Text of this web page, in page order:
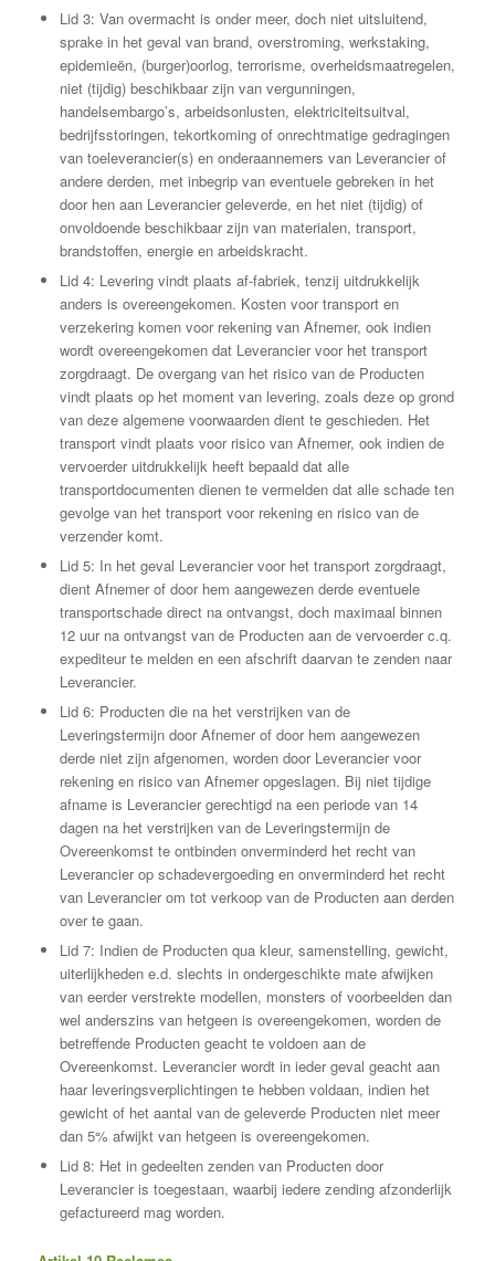
Lid 3: Van overmacht is onder meer, doch niet uitsluitend,
sprake in het geval van brand, overstroming, werkstaking,
epidemieën, (burger)oorlog, terrorisme, overheidsmaatregelen,
niet (tijdig) beschikbaar zijn van vergunningen,
handelsembargo’s, arbeidsonlusten, elektriciteitsuitval,
bedrijfsstoringen, tekortkoming of onrechtmatige gedragingen
van toeleverancier(s) en onderaannemers van Leverancier of
andere derden, met inbegrip van eventuele gebreken in het
door hen aan Leverancier geleverde, en het niet (tijdig) of
onvoldoende beschikbaar zijn van materialen, transport,
brandstoffen, energie en arbeidskracht.
Lid 4: Levering vindt plaats af-fabriek, tenzij uitdrukkelijk
anders is overeengekomen. Kosten voor transport en
verzekering komen voor rekening van Afnemer, ook indien
wordt overeengekomen dat Leverancier voor het transport
zorgdraagt. De overgang van het risico van de Producten
vindt plaats op het moment van levering, zoals deze op grond
van deze algemene voorwaarden dient te geschieden. Het
transport vindt plaats voor risico van Afnemer, ook indien de
vervoerder uitdrukkelijk heeft bepaald dat alle
transportdocumenten dienen te vermelden dat alle schade ten
gevolge van het transport voor rekening en risico van de
verzender komt.
Lid 5: In het geval Leverancier voor het transport zorgdraagt,
dient Afnemer of door hem aangewezen derde eventuele
transportschade direct na ontvangst, doch maximaal binnen
12 uur na ontvangst van de Producten aan de vervoerder c.q.
expediteur te melden en een afschrift daarvan te zenden naar
Leverancier.
Lid 6: Producten die na het verstrijken van de
Leveringstermijn door Afnemer of door hem aangewezen
derde niet zijn afgenomen, worden door Leverancier voor
rekening en risico van Afnemer opgeslagen. Bij niet tijdige
afname is Leverancier gerechtigd na een periode van 14
dagen na het verstrijken van de Leveringstermijn de
Overeenkomst te ontbinden onverminderd het recht van
Leverancier op schadevergoeding en onverminderd het recht
van Leverancier om tot verkoop van de Producten aan derden
over te gaan.
Lid 7: Indien de Producten qua kleur, samenstelling, gewicht,
uiterlijkheden e.d. slechts in ondergeschikte mate afwijken
van eerder verstrekte modellen, monsters of voorbeelden dan
wel anderszins van hetgeen is overeengekomen, worden de
betreffende Producten geacht te voldoen aan de
Overeenkomst. Leverancier wordt in ieder geval geacht aan
haar leveringsverplichtingen te hebben voldaan, indien het
gewicht of het aantal van de geleverde Producten niet meer
dan 5% afwijkt van hetgeen is overeengekomen.
Lid 8: Het in gedeelten zenden van Producten door
Leverancier is toegestaan, waarbij iedere zending afzonderlijk
gefactureerd mag worden.